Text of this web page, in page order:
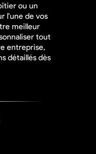
ou un
l'une de vos
meilleur
tout
entreprise,
détaillés dès